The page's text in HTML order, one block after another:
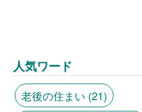
人気ワード
老後の住まい (21)